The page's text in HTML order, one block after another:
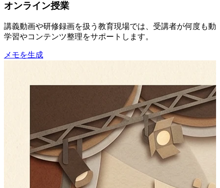
オンライン授業
講義動画や研修録画を扱う教育現場では、受講者が何度も
学習やコンテンツ整理をサポートします。
メモを生成